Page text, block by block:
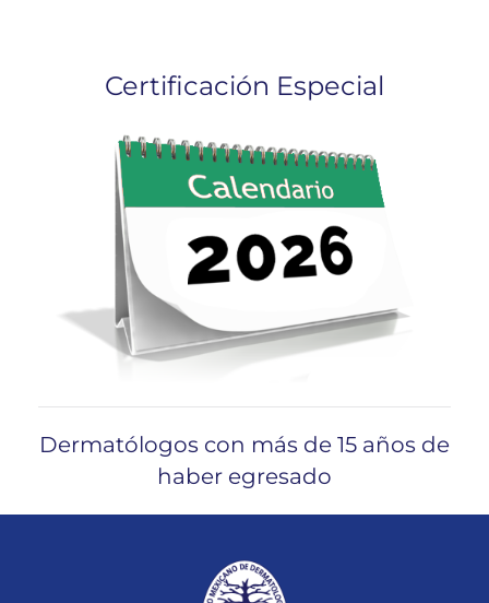
Certificación Especial
Dermatólogos con más de 15 años de
haber egresado